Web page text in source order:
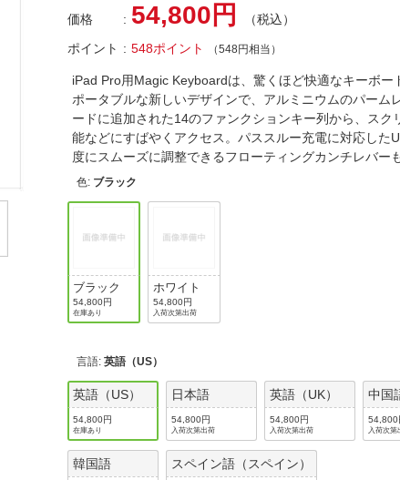
ご利用ガイド
ご利用規約
価格 54,800円
（税込）
ポイント
548ポイント （548円相当）
iPad Pro用Magic Keyboardは、驚くほど快適なキーボー
ポータブルな新しいデザインで、アルミニウムのパーム
ードに追加された14のファンクションキー列から、スク
能などにすばやくアクセス。パススルー充電に対応した
度にスムーズに調整できるフローティングカンチレバ
色: ブラック
ブラック
54,800円
在庫あり
ホワイト
54,800円
入荷次第出荷
言語:英語（US）
英語（US）
54,800円
在庫あり
日本語
54,800円
入荷次第出荷
英語（UK）
54,800円
入荷次第出荷
中国
54,800
入荷次第
韓国語 スペイン語（スペイン）